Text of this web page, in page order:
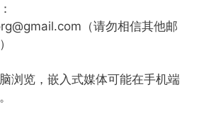
（请勿相信其他邮
浏览，嵌入式媒体可能在手机端